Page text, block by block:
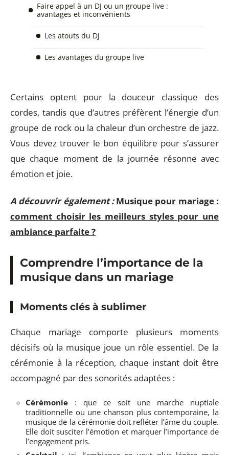
Faire appel à un DJ ou un groupe live :
avantages et inconvénients
Les atouts du DJ
Les avantages du groupe live
Certains optent pour la douceur classique des
cordes, tandis que d’autres préfèrent l’énergie d’un
groupe de rock ou la chaleur d’un orchestre de jazz.
Vous devez trouver le bon équilibre pour s’assurer
que chaque moment de la journée résonne avec
émotion et joie.
A découvrir également : Musique pour mariage :
comment choisir les meilleurs styles pour une
ambiance parfaite ?
Comprendre l’importance de la
musique dans un mariage
Moments clés à sublimer
Chaque mariage comporte plusieurs moments
décisifs où la musique joue un rôle essentiel. De la
cérémonie à la réception, chaque instant doit être
accompagné par des sonorités adaptées :
Cérémonie : que ce soit une marche nuptiale
traditionnelle ou une chanson plus contemporaine, la
musique de la cérémonie doit refléter l’âme du couple.
Elle doit susciter l’émotion et marquer l’importance de
l’engagement pris.